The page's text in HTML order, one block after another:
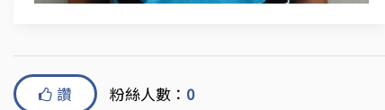
讚 粉絲人數： 0